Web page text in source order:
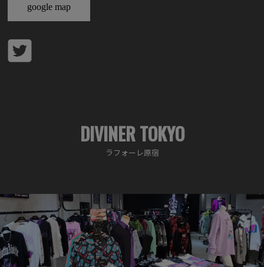
google map
DIVINER TOKYO
ラフォーレ原宿